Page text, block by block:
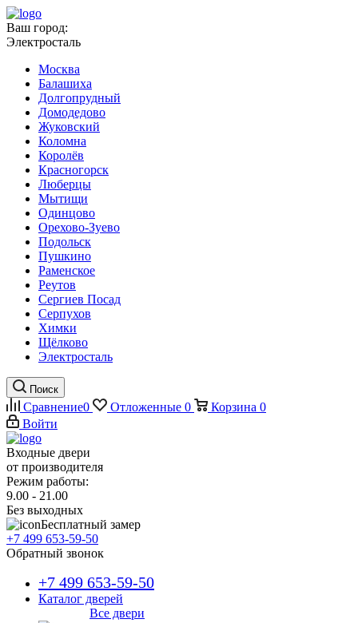
Ваш город:
Электросталь
Москва
Балашиха
Долгопрудный
Домодедово
Жуковский
Коломна
Королёв
Красногорск
Люберцы
Мытищи
Одинцово
Орехово-Зуево
Подольск
Пушкино
Раменское
Реутов
Сергиев Посад
Серпухов
Химки
Щёлково
Электросталь
Поиск
Сравнение0 Отложенные 0 Корзина 0
Войти
Входные двери
от производителя
Режим работы:
9.00 - 21.00
Без выходных
Бесплатный замер
+7 499 653-59-50
Обратный звонок
+7 499 653-59-50
Каталог дверей
Все двери